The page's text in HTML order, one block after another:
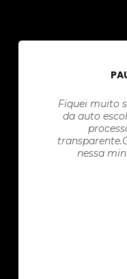
Fiquei muito
da auto
nessa